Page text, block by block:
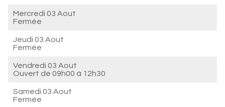
Mercredi 03 Aout
Fermée
Jeudi 03 Aout
Fermée
Vendredi 03 Aout
Ouvert de 09h00 à 12h30
Samedi 03 Aout
Fermée